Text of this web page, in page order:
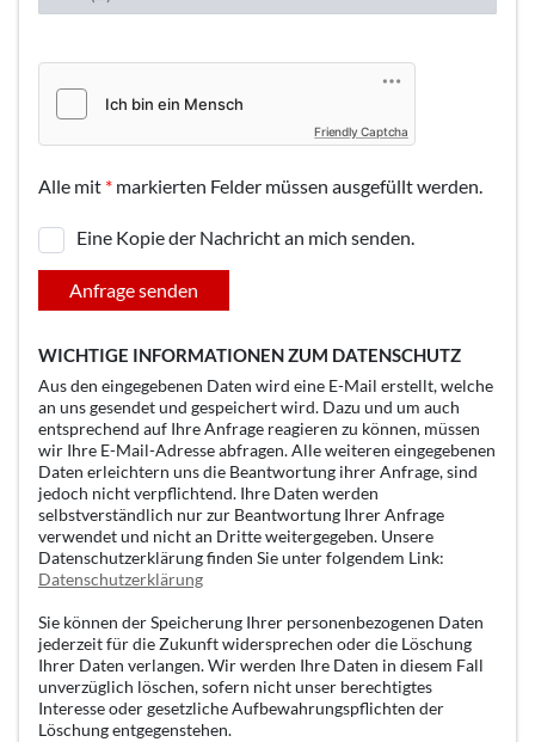
Friendly Captcha
Alle mit * markierten Felder müssen ausgefüllt werden.
Eine Kopie der Nachricht an mich senden.
Anfrage senden
WICHTIGE INFORMATIONEN ZUM DATENSCHUTZ
Aus den eingegebenen Daten wird eine E-Mail erstellt, welche
an uns gesendet und gespeichert wird. Dazu und um auch
entsprechend auf Ihre Anfrage reagieren zu können, müssen
wir Ihre E-Mail-Adresse abfragen. Alle weiteren eingegebenen
Daten erleichtern uns die Beantwortung ihrer Anfrage, sind
jedoch nicht verpflichtend. Ihre Daten werden
selbstverständlich nur zur Beantwortung Ihrer Anfrage
verwendet und nicht an Dritte weitergegeben. Unsere
Datenschutzerklärung finden Sie unter folgendem Link:
Datenschutzerklärung
Sie können der Speicherung Ihrer personenbezogenen Daten
jederzeit für die Zukunft widersprechen oder die Löschung
Ihrer Daten verlangen. Wir werden Ihre Daten in diesem Fall
unverzüglich löschen, sofern nicht unser berechtigtes
Interesse oder gesetzliche Aufbewahrungspflichten der
Löschung entgegenstehen.